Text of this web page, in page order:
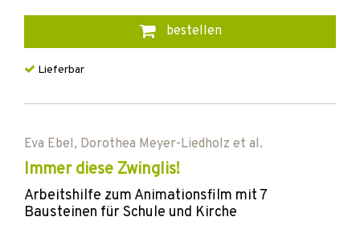
bestellen
Lieferbar
Eva Ebel, Dorothea Meyer-Liedholz et al.
Immer diese Zwinglis!
Arbeitshilfe zum Animationsfilm mit 7
Bausteinen für Schule und Kirche